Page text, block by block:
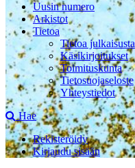
Uusin numero
Arkistot
Tietoa
Tietoa julkaisusta
Käsikirjoitukset
Toimituskunta
Tietosuojaseloste
Yhteystiedot
Hae
Rekisteröidy
Kirjaudu sisään